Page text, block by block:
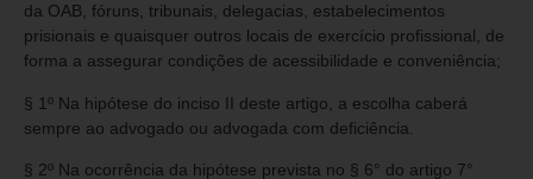
da OAB, fóruns, tribunais, delegacias, estabelecimentos
prisionais e quaisquer outros locais de exercício profissional, de
forma a assegurar condições de acessibilidade e conveniência;
§ 1º Na hipótese do inciso II deste artigo, a escolha caberá
sempre ao advogado ou advogada com deficiência.
§ 2º Na ocorrência da hipótese prevista no § 6° do artigo 7°